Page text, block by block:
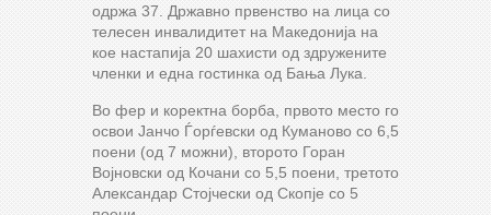
одржа 37. Државно првенство на лица со
телесен инвалидитет на Македонија на
кое настапија 20 шахисти од здружените
членки и една гостинка од Бања Лука.
Во фер и коректна борба, првото место го
освои Јанчо Ѓорѓевски од Куманово со 6,5
поени (од 7 можни), второто Горан
Војновски од Кочани со 5,5 поени, третото
Александар Стојчески од Скопје со 5